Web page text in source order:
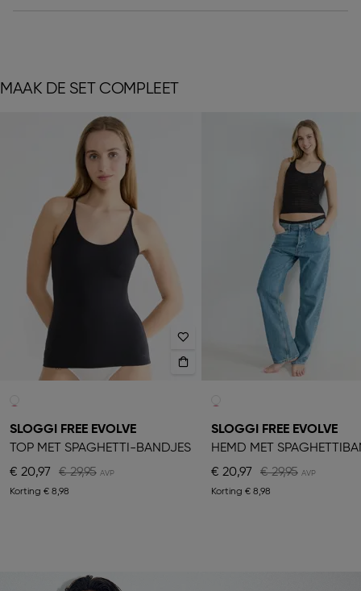
MAAK DE SET COMPLEET
SLOGGI FREE EVOLVE
TOP MET SPAGHETTI-BANDJES
€ 20,97
€ 29,95
Korting € 8,98
SLOGGI FREE EVOLVE
€ 20,97 € 29,95
Korting € 8,98